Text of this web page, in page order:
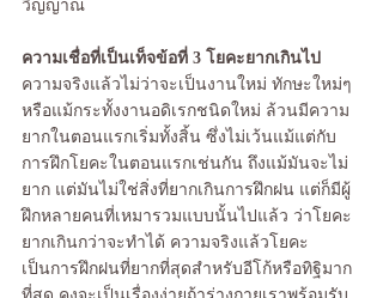
วิญญาณ
ความเชื่อที่เป็นเท็จข้อที่ 3 โยคะยากเกินไป
ความจริงแล้วไม่ว่าจะเป็นงานใหม่ ทักษะใหม่ๆ
หรือแม้กระทั้งงานอดิเรกชนิดใหม่ ล้วนมีความ
ยากในตอนแรกเริ่มทั้งสิ้น ซึ่งไม่เว้นแม้แต่กับ
การฝึกโยคะในตอนแรกเช่นกัน ถึงแม้มันจะไม่
ยาก แต่มันไม่ใช่สิ่งที่ยากเกินการฝึกฝน แต่ก็มีผู้
ฝึกหลายคนที่เหมารวมแบบนั้นไปแล้ว ว่าโยคะ
ยากเกินกว่าจะทำได้ ความจริงแล้วโยคะ
เป็นการฝึกฝนที่ยากที่สุดสำหรับอีโก้หรือทิฐิมาก